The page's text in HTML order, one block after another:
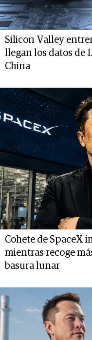
Silicon Valley
llegan los datos de
China
Cohete de SpaceX
mientras recoge
basura lunar